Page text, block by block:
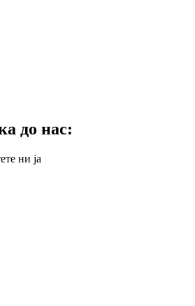
до нас:
ни ја